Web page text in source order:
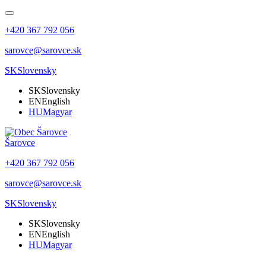
+420 367 792 056
sarovce@sarovce.sk
SKSlovensky
SKSlovensky
ENEnglish
HUMagyar
Šarovce
+420 367 792 056
sarovce@sarovce.sk
SKSlovensky
SKSlovensky
ENEnglish
HUMagyar